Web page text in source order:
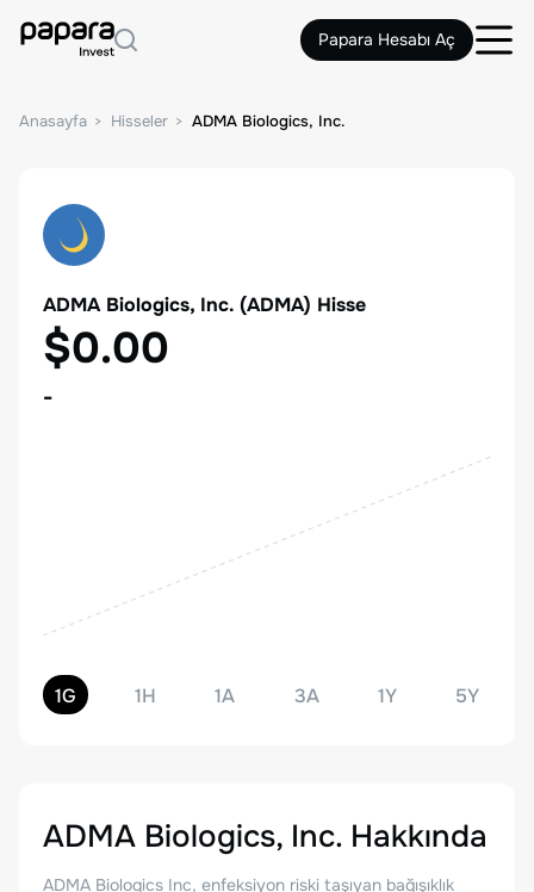
Papara Hesabı Aç
Anasayfa Hisseler ADMA Biologics, Inc.
ADMA Biologics, Inc. (ADMA) Hisse
$0.00
-
1G 1H 1A 3A 1Y 5Y
ADMA Biologics, Inc. Hakkında
ADMA Biologics Inc, enfeksiyon riski taşıyan bağışıklık